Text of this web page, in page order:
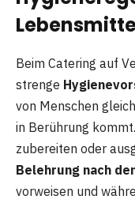
Beim Catering auf
strenge
von Menschen
in Berührung
zubereiten oder
Belehrung nach
vorweisen und